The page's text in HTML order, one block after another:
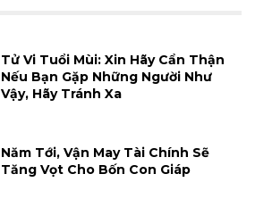
Tử Vi Tuổi Mùi: Xin Hãy Cẩn Thận
Nếu Bạn Gặp Những Người Như
Vậy, Hãy Tránh Xa
Năm Tới, Vận May Tài Chính Sẽ
Tăng Vọt Cho Bốn Con Giáp